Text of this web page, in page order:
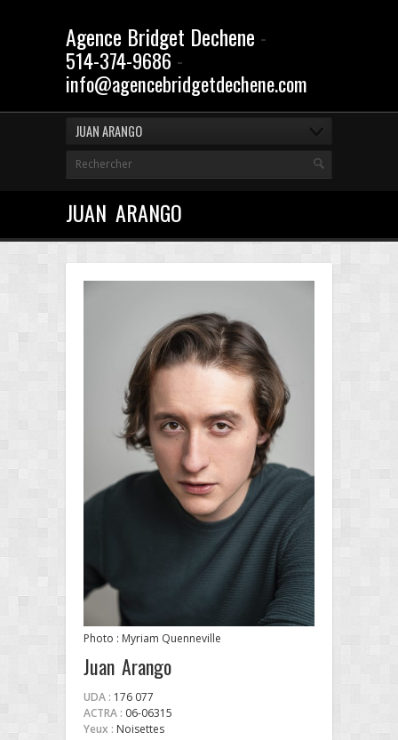
Agence Bridget Dechene -
514-374-9686 -
info@agencebridgetdechene.com
JUAN ARANGO
JUAN ARANGO
Photo : Myriam Quenneville
Juan Arango
UDA : 176 077
ACTRA : 06-06315
Yeux : Noisettes